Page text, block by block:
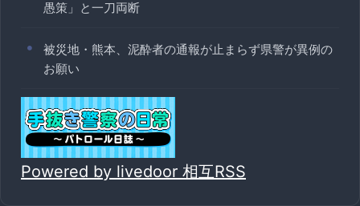
愚策」と一刀両断
被災地・熊本、泥酔者の通報が止まらず県警が異例の
お願い
Powered by livedoor 相互RSS